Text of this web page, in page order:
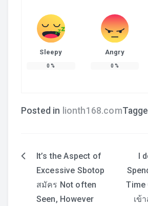
Sleepy
0 %
Angry
0 %
Posted in lionth168.com
แนะแนว
เรื่อง
It’s the Aspect of
Excessive Sbotop
สมัคร Not often
Seen, However
I
Time
เข้